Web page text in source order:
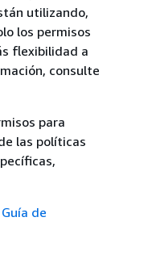
utilizando,
los permisos
flexibilidad a
consulte
para
las políticas
Guía de